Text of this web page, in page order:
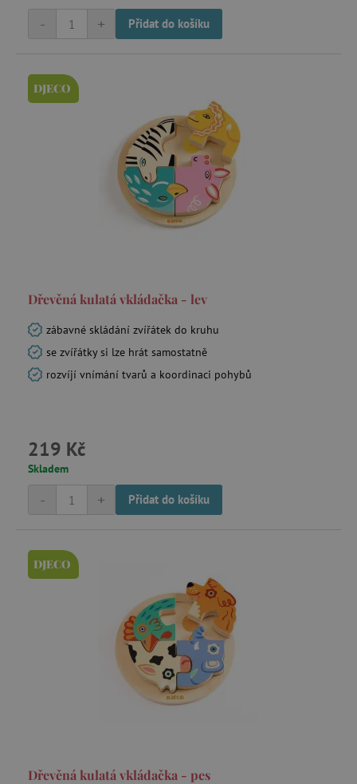
+
- Přidat do košíku
DJECO
Dřevěná kulatá vkládačka - lev
zábavné skládání zvířátek do kruhu
se zvířátky si lze hrát samostatně
rozvíjí vnímání tvarů a koordinaci pohybů
219 Kč
Skladem
+
- Přidat do košíku
DJECO
Dřevěná kulatá vkládačka - pes